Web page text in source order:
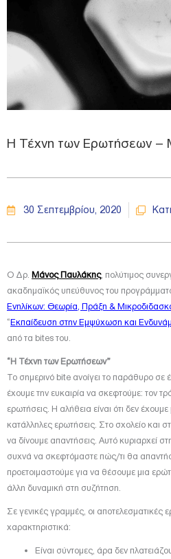
Η Τέχνη των Ερωτήσεων –
30 Σεπτεμβρίου, 2020
O Δρ. Μάνος Παυλάκης, πολύτιμος
ακαδημαϊκός υπεύθυνος του
Ενηλίκων: Θεωρία, Πράξη &
“Εκπαίδευση στην Εμψύχωση και
από τα bites του.
“Η Τέχνη των Ερωτήσεων”
Το σημερινό bite ανοίγει το παράθυρο σε
έχουμε την ευκαιρία να σκεφτούμε: τον
ερωτήσεις. Η αλήθεια είναι ότι δεν
κατάλληλες ερωτήσεις. Στο σχολείο και
να δίνουμε απαντήσεις. Αυτό κυριαρχεί
συχνά να σκεφτόμαστε πώς/τι θα
προετοιμαστούμε για να θέσουμε μια
άλλη δυναμική στη συζήτηση.
Σε γενικές γραμμές, οι αποτελεσματικές
χαρακτηριστικά:
Είναι σύντομες, άρα δεν